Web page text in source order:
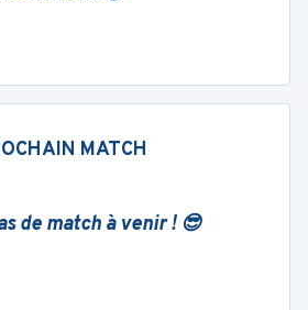
MATCH
de match à venir ! 😎